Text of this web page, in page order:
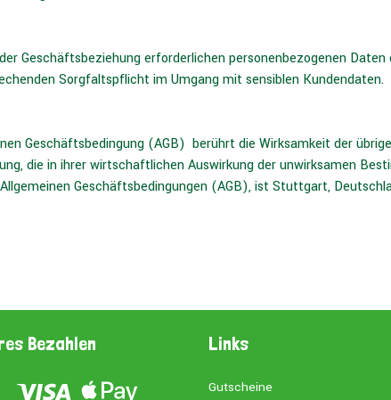
Geschäftsbeziehung erforderlichen personenbezogenen
Sorgfaltspflicht im Umgang mit sensiblen Kundendaten.
Geschäftsbedingung (AGB) berührt die Wirksamkeit der
die in ihrer wirtschaftlichen Auswirkung der unwirksamen
Geschäftsbedingungen (AGB), ist Stuttgart,
Bezahlen Links
Gutscheine